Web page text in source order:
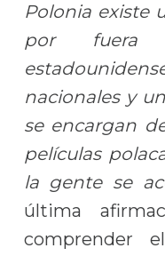
Polonia existe
por fuera
nacionales y
se encargan
películas
la gente se
última
comprender